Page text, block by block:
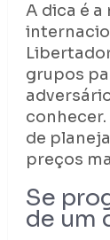
A dica é a
grupos
de
preços
Se
de um